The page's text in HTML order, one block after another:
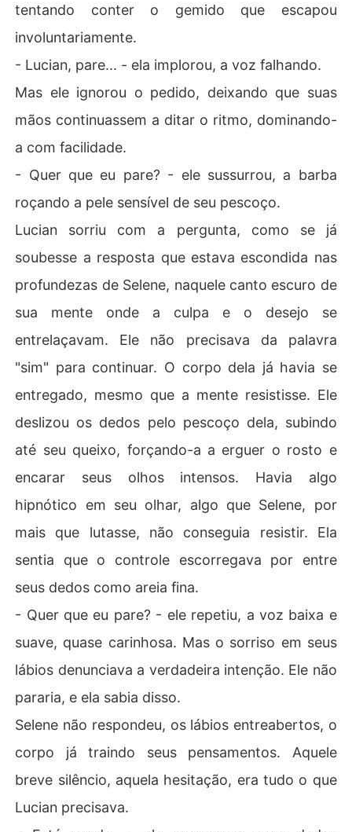
tentando conter o gemido que escapou
involuntariamente.
- Lucian, pare... - ela implorou, a voz falhando.
Mas ele ignorou o pedido, deixando que suas
mãos continuassem a ditar o ritmo, dominando-
a com facilidade.
- Quer que eu pare? - ele sussurrou, a barba
roçando a pele sensível de seu pescoço.
Lucian sorriu com a pergunta, como se já
soubesse a resposta que estava escondida nas
profundezas de Selene, naquele canto escuro de
sua mente onde a culpa e o desejo se
entrelaçavam. Ele não precisava da palavra
"sim" para continuar. O corpo dela já havia se
entregado, mesmo que a mente resistisse. Ele
deslizou os dedos pelo pescoço dela, subindo
até seu queixo, forçando-a a erguer o rosto e
encarar seus olhos intensos. Havia algo
hipnótico em seu olhar, algo que Selene, por
mais que lutasse, não conseguia resistir. Ela
sentia que o controle escorregava por entre
seus dedos como areia fina.
- Quer que eu pare? - ele repetiu, a voz baixa e
suave, quase carinhosa. Mas o sorriso em seus
lábios denunciava a verdadeira intenção. Ele não
pararia, e ela sabia disso.
Selene não respondeu, os lábios entreabertos, o
corpo já traindo seus pensamentos. Aquele
breve silêncio, aquela hesitação, era tudo o que
Lucian precisava.